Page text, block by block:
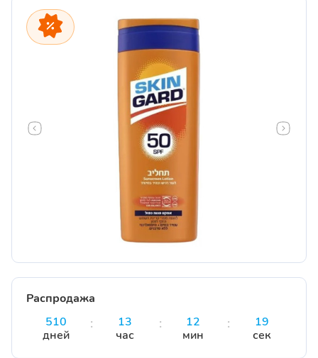
Распродажа
510
дней
13
час
12
мин
19
сек